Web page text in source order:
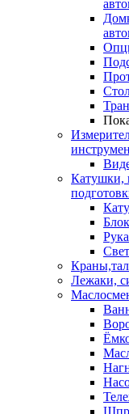
Катушки,
Лежаки,